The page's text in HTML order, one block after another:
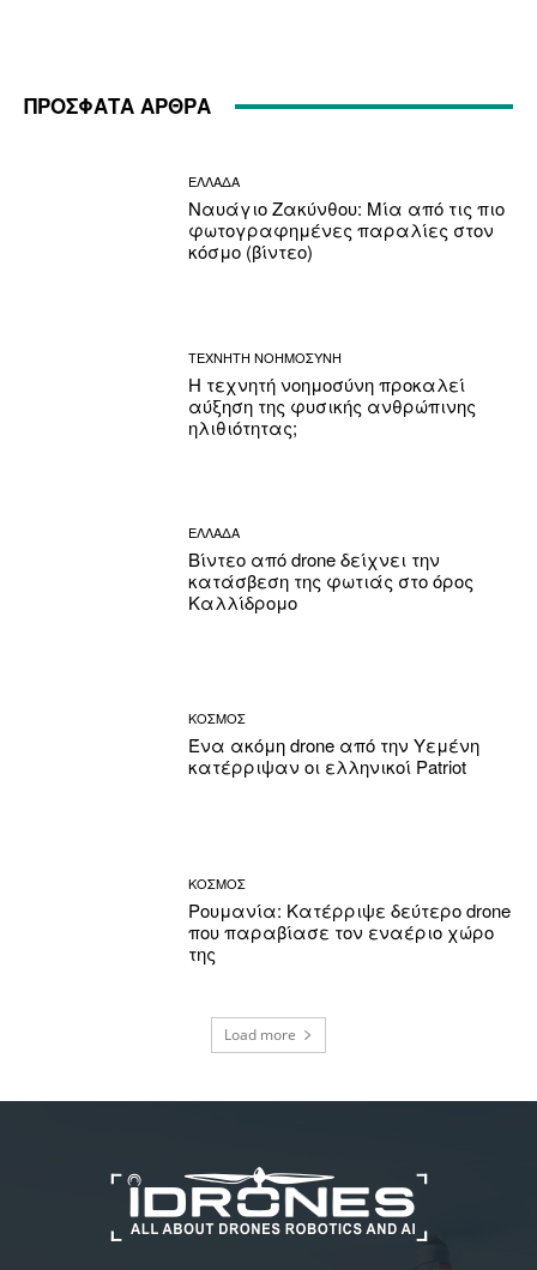
ΠΡΟΣΦΑΤΑ ΑΡΘΡΑ
ΕΛΛΑΔΑ
Ναυάγιο Ζακύνθου: Μία από τις πιο
φωτογραφημένες παραλίες στον
κόσμο (βίντεο)
ΤΕΧΝΗΤΗ ΝΟΗΜΟΣΥΝΗ
Η τεχνητή νοημοσύνη προκαλεί
αύξηση της φυσικής ανθρώπινης
ηλιθιότητας;
ΕΛΛΑΔΑ
Βίντεο από drone δείχνει την
κατάσβεση της φωτιάς στο όρος
Καλλίδρομο
ΚΟΣΜΟΣ
Ένα ακόμη drone από την Υεμένη
κατέρριψαν οι ελληνικοί Patriot
ΚΟΣΜΟΣ
Ρουμανία: Κατέρριψε δεύτερο drone
που παραβίασε τον εναέριο χώρο
της
Load more